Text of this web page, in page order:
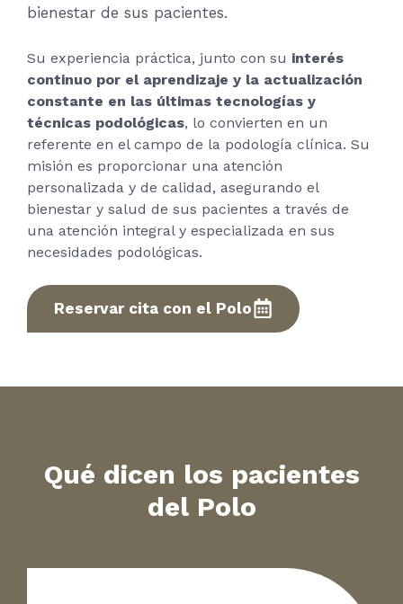
bienestar de sus pacientes.
Su experiencia práctica, junto con su interés
continuo por el aprendizaje y la actualización
constante en las últimas tecnologías y
técnicas podológicas, lo convierten en un
referente en el campo de la podología clínica. Su
misión es proporcionar una atención
personalizada y de calidad, asegurando el
bienestar y salud de sus pacientes a través de
una atención integral y especializada en sus
necesidades podológicas.
Reservar cita con el Polo
Qué dicen los pacientes
del Polo